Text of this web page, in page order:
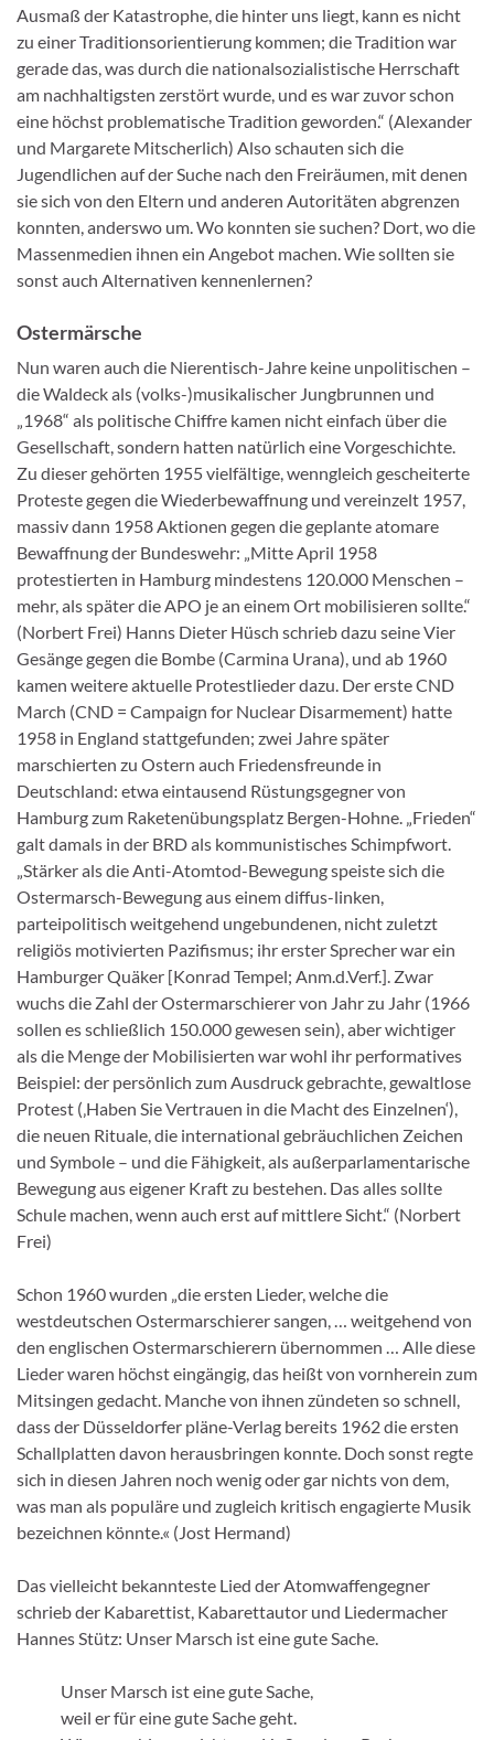
Ausmaß der Katastrophe, die hinter uns liegt, kann es nicht
zu einer Traditionsorientierung kommen; die Tradition war
gerade das, was durch die nationalsozialistische Herrschaft
am nachhaltigsten zerstört wurde, und es war zuvor schon
eine höchst problematische Tradition geworden.“ (Alexander
und Margarete Mitscherlich) Also schauten sich die
Jugendlichen auf der Suche nach den Freiräumen, mit denen
sie sich von den Eltern und anderen Autoritäten abgrenzen
konnten, anderswo um. Wo konnten sie suchen? Dort, wo die
Massenmedien ihnen ein Angebot machen. Wie sollten sie
sonst auch Alternativen kennenlernen?
Ostermärsche
Nun waren auch die Nierentisch-Jahre keine unpolitischen –
die Waldeck als (volks-)musikalischer Jungbrunnen und
„1968“ als politische Chiffre kamen nicht einfach über die
Gesellschaft, sondern hatten natürlich eine Vorgeschichte.
Zu dieser gehörten 1955 vielfältige, wenngleich gescheiterte
Proteste gegen die Wiederbewaffnung und vereinzelt 1957,
massiv dann 1958 Aktionen gegen die geplante atomare
Bewaffnung der Bundeswehr: „Mitte April 1958
protestierten in Hamburg mindestens 120.000 Menschen –
mehr, als später die APO je an einem Ort mobilisieren sollte.“
(Norbert Frei) Hanns Dieter Hüsch schrieb dazu seine Vier
Gesänge gegen die Bombe (Carmina Urana), und ab 1960
kamen weitere aktuelle Protestlieder dazu. Der erste CND
March (CND = Campaign for Nuclear Disarmement) hatte
1958 in England stattgefunden; zwei Jahre später
marschierten zu Ostern auch Friedensfreunde in
Deutschland: etwa eintausend Rüstungsgegner von
Hamburg zum Raketenübungsplatz Bergen-Hohne. „Frieden“
galt damals in der BRD als kommunistisches Schimpfwort.
„Stärker als die Anti-Atomtod-Bewegung speiste sich die
Ostermarsch-Bewegung aus einem diffus-linken,
parteipolitisch weitgehend ungebundenen, nicht zuletzt
religiös motivierten Pazifismus; ihr erster Sprecher war ein
Hamburger Quäker [Konrad Tempel; Anm.d.Verf.]. Zwar
wuchs die Zahl der Ostermarschierer von Jahr zu Jahr (1966
sollen es schließlich 150.000 gewesen sein), aber wichtiger
als die Menge der Mobilisierten war wohl ihr performatives
Beispiel: der persönlich zum Ausdruck gebrachte, gewaltlose
Protest (‚Haben Sie Vertrauen in die Macht des Einzelnen‘),
die neuen Rituale, die international gebräuchlichen Zeichen
und Symbole – und die Fähigkeit, als außerparlamentarische
Bewegung aus eigener Kraft zu bestehen. Das alles sollte
Schule machen, wenn auch erst auf mittlere Sicht.“ (Norbert
Frei)
Schon 1960 wurden „die ersten Lieder, welche die
westdeutschen Ostermarschierer sangen, … weitgehend von
den englischen Ostermarschierern übernommen … Alle diese
Lieder waren höchst eingängig, das heißt von vornherein zum
Mitsingen gedacht. Manche von ihnen zündeten so schnell,
dass der Düsseldorfer pläne-Verlag bereits 1962 die ersten
Schallplatten davon herausbringen konnte. Doch sonst regte
sich in diesen Jahren noch wenig oder gar nichts von dem,
was man als populäre und zugleich kritisch engagierte Musik
bezeichnen könnte.« (Jost Hermand)
Das vielleicht bekannteste Lied der Atomwaffengegner
schrieb der Kabarettist, Kabarettautor und Liedermacher
Hannes Stütz: Unser Marsch ist eine gute Sache.
Unser Marsch ist eine gute Sache,
weil er für eine gute Sache geht.